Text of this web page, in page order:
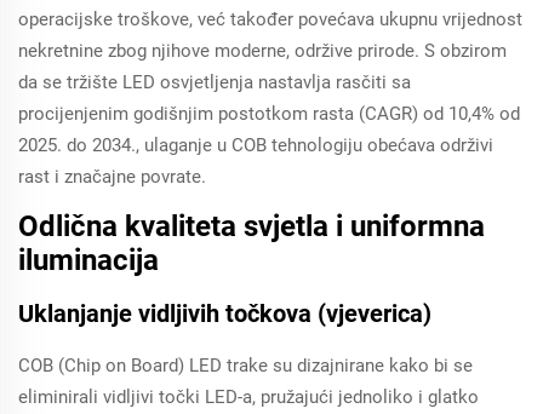
operacijske troškove, već također povećava ukupnu vrijednost
nekretnine zbog njihove moderne, održive prirode. S obzirom
da se tržište LED osvjetljenja nastavlja rasčiti sa
procijenjenim godišnjim postotkom rasta (CAGR) od 10,4% od
2025. do 2034., ulaganje u COB tehnologiju obećava održivi
rast i značajne povrate.
Odlična kvaliteta svjetla i uniformna
iluminacija
Uklanjanje vidljivih točkova (vjeverica)
COB (Chip on Board) LED trake su dizajnirane kako bi se
eliminirali vidljivi točki LED-a, pružajući jednoliko i glatko